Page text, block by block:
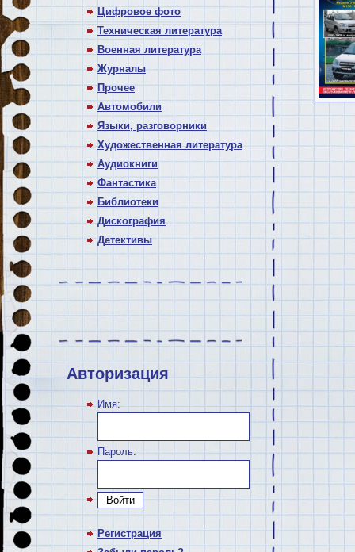
Цифровое фото
Техническая литература
Военная литература
Журналы
Прочее
Автомобили
Языки, разговорники
Художественная литература
Аудиокниги
Фантастика
Библиотеки
Дискография
Детективы
Авторизация
Имя:
Пароль:
Войти
Регистрация